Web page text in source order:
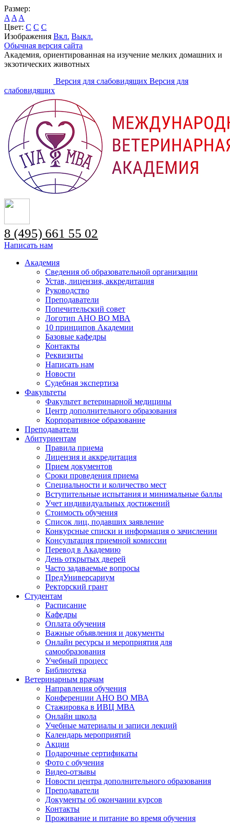
Размер:
A A A
Цвет: C C C
Изображения Вкл. Выкл.
Обычная версия сайта
Академия, ориентированная на изучение мелких домашних и
экзотических животных
Версия для слабовидящих Версия для
слабовидящих
8 (495) 661 55 02
Написать нам
Академия
Сведения об образовательной организации
Устав, лицензия, аккредитация
Руководство
Преподаватели
Попечительский совет
Логотип АНО ВО МВА
10 принципов Академии
Базовые кафедры
Контакты
Реквизиты
Написать нам
Новости
Судебная экспертиза
Факультеты
Факультет ветеринарной медицины
Центр дополнительного образования
Корпоративное образование
Преподаватели
Абитуриентам
Правила приема
Лицензия и аккредитация
Прием документов
Сроки проведения приема
Специальности и количество мест
Вступительные испытания и минимальные баллы
Учет индивидуальных достижений
Стоимость обучения
Список лиц, подавших заявление
Конкурсные списки и информация о зачислении
Консультация приемной комиссии
Перевод в Академию
День открытых дверей
Часто задаваемые вопросы
ПредУниверсариум
Ректорский грант
Студентам
Расписание
Кафедры
Оплата обучения
Важные объявления и документы
Онлайн ресурсы и мероприятия для
самообразования
Учебный процесс
Библиотека
Ветеринарным врачам
Направления обучения
Конференции АНО ВО МВА
Стажировка в ИВЦ МВА
Онлайн школа
Учебные материалы и записи лекций
Календарь мероприятий
Акции
Подарочные сертификаты
Фото с обучения
Видео-отзывы
Новости центра дополнительного образования
Преподаватели
Документы об окончании курсов
Контакты
Проживание и питание во время обучения